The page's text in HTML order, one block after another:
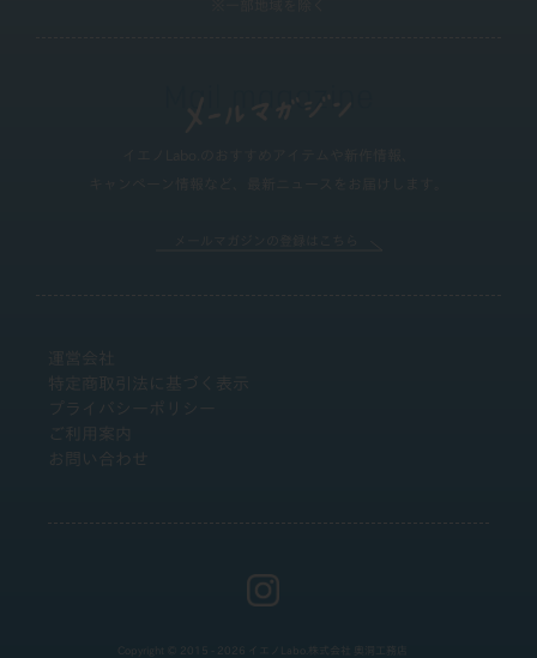
運営会社
特定商取引法に基づく表示
プライバシーポリシー
ご利用案内
お問い合わせ
Copyright © 2015 - 2026 イエノLabo.株式会社 奥洞工務店